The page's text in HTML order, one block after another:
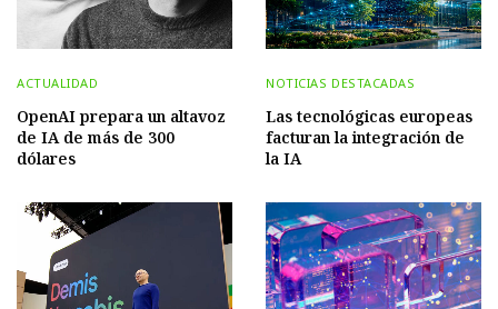
ACTUALIDAD
OpenAI prepara un altavoz
de IA de más de 300
dólares
NOTICIAS DESTACADAS
Las tecnológicas europeas
facturan la integración de
la IA